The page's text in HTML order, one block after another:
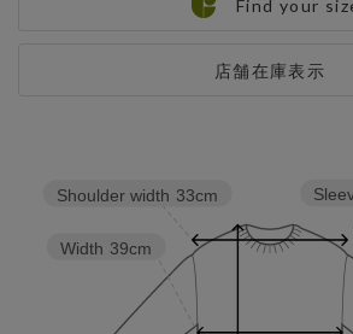
店舗在庫表示
Find your
Width 39cm
Shoulder width 33cm